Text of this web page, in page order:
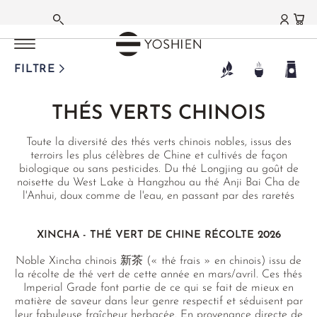
MENU PRINCIPAL
MATCHA
THÉ MATCHA
MATCHA LATTE
FUNMATSUCHA
BOLS À MATCHA
FOUETS À MATCHA
ACCESSOIRES POUR MATCHA
COFFRETS MATCHA
GOURMANDISES
THÉS VERTS
JAPON
SHINCHA 2026
GYOKURO
MATCHA
MÉLANGES AROMATISÉS
BANCHA
BENIFUUKI
FUKAMUSHI
GABA
THÉS VERTS
CORÉE
JOONGJAK
THÉS VERTS
TANZANIE
THÉ VERT USAMBARA
THÉS VERTS
TERROIRS DU JAPON
FUKUOKA
HONYAMA
HOSHINO
IZUMI
KAGOSHIMA
KYŌTO
MIE
THÉS VERTS
TERROIRS DE CHINE
ENSHI
FUJIAN
HUANGSHAN
HUBEI
TAÏWAN
JIANGXI
LONGJING
THÉS VERTS
RECOMMANDATIONS
THÉS DE SAISON
THÉS RARES
NOS MEILLEURES VENTES
NOS FAVORIS
THÉS VERTS
COFFRETS
COFFRETS DE THÉ VERT
MATCHA
COFFRETS DÉGUSTATION THÉ VERT DE
CHINE
MENU PRINCIPAL
THÉS BLANCS
AIGUILLES D'ARGENT
SHOU MEI
YA BAO
MOONLIGHT
THÉ MÛRI
THÉ BLANC AU JASMIN
THÉ BLANC KENYA
DARJEELING BLANCS
MENU PRINCIPAL
THÉS OOLONG
GABA OOLONG
MILKY OOLONG
ORIENTAL BEAUTY
BAO ZHONG
OOLONG ROUGE
CHINE
YANCHA - THÉ DE ROCHE
MENU PRINCIPAL
THÉS NOIRS
DARJEELING
ASSAM
NILGIRI
CEYLAN
CHINE
TAÏWAN
THAÏLANDE
THÉS NOIRS JAPONAIS
MENU PRINCIPAL
THÉS PU ERH
SHENG PU ERH
HEI CHA
HAKKOCHA JAPON
RECOMMANDATIONS
COFFRETS & CADEAUX
MENU PRINCIPAL
MÉLANGES AROMATISÉS
THÉ AU JASMIN
EARL GREY
ÇAYI MONT KAÇKAR
MÉLANGES JAPONAIS
MATCHA LATTE
MÉLANGES INDIENS
MÉLANGES ROOIBOS
INFUSION AUX FRUITS
MENU PRINCIPAL
TISANES
TISANES MAISON
TISANES SIDERITIS
HERBES INDIVIDUELLES
JIAOGULAN
MTC
SPÉCIALITÉS DE CHINE
SPÉCIALITÉS DU JAPON
TISANES DE FLEURS
MENU PRINCIPAL
THÉS FONCTIONNELS
GAMME PHYTO
HIVER
MTC
THÉS FONCTIONNELS
TISANES POUR ELLE
MENU PRINCIPAL
ACCESSOIRES
ACCESSOIRES
ARTISTES & ATELIERS
COLLECTION PRIVÉE
NIHONCHA
CHADO
GONGFU
MENU PRINCIPAL
GOURMANDISES
CHOCOLAT
MENU PRINCIPAL
LIFESTYLE | CUISINE
ARTS DE LA TABLE
POUR LA MAISON
MENU PRINCIPAL
COFFRETS | CADEAUX
COFFRETS
CARTES CADEAUX
RECOMMANDATIONS
MENU PRINCIPAL
FERMES DE THÉ
FUKUOKA
KAGOSHIMA
MIYAZAKI
SAGA
SHIZUOKA
CHINE
FUJIAN
MENU PRINCIPAL
FILTRE
THÉS VERTS CHINOIS
Toute la diversité des thés verts chinois nobles, issus des
terroirs les plus célèbres de Chine et cultivés de façon
biologique ou sans pesticides. Du thé Longjing au goût de
noisette du West Lake à Hangzhou au thé Anji Bai Cha de
l'Anhui, doux comme de l'eau, en passant par des raretés
haute qualité de nombreux thés parmi les plus appréciés de
XINCHA - THÉ VERT DE CHINE RÉCOLTE 2026
Noble Xincha chinois 新茶 (« thé frais » en chinois) issu de
la récolte de thé vert de cette année en mars/avril. Ces thés
Imperial Grade font partie de ce qui se fait de mieux en
matière de saveur dans leur genre respectif et séduisent par